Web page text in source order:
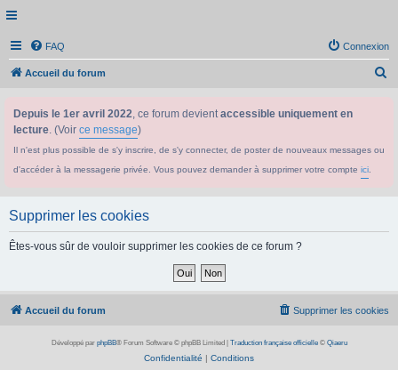
FAQ Connexion
Accueil du forum
Depuis le 1er avril 2022, ce forum devientaccessible uniquement en
lecture. (Voir ce message)
Il n'est plus possible de s'y inscrire, de s'y connecter, de poster de nouveaux messages ou
d'accéder à la messagerie privée. Vous pouvez demander à supprimer votre compte ici
Supprimer les cookies
Êtes-vous sûr de vouloir supprimer les cookies de ce forum ?
Accueil du forum Supprimer les cookies
Développé par phpBB® Forum Software © phpBB Limited Traduction française officielle© Qiaeru
Confidentialité | Conditions